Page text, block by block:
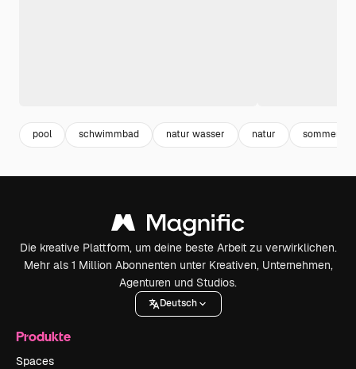
pool schwimmbad natur wasser natur sommer
Die kreative Plattform, um deine beste Arbeit zu verwirklichen.
Mehr als 1 Million Abonnenten unter Kreativen, Unternehmen,
Agenturen und Studios.
Deutsch
Produkte
Spaces